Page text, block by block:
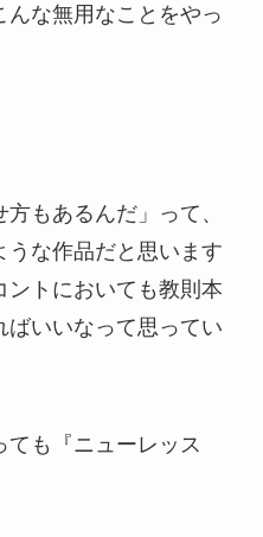
な無用なことをやっ
方もあるんだ」って、
うな作品だと思います
ントにおいても教則本
ばいいなって思ってい
も『ニューレッス